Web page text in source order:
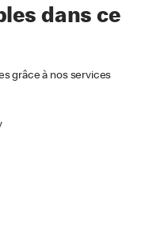
dans ce
grâce à nos services